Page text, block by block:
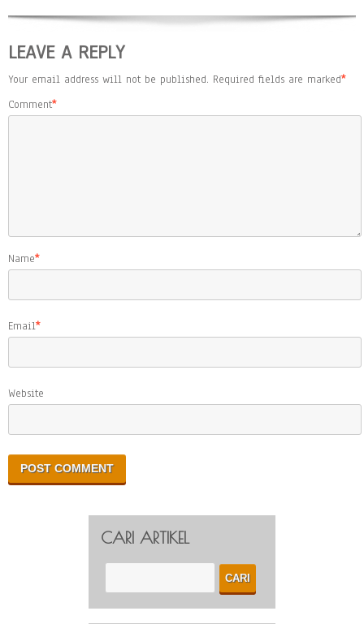
LEAVE A REPLY
Your email address will not be published. Required fields are marked*
Comment*
Name*
Email*
Website
CARI ARTIKEL